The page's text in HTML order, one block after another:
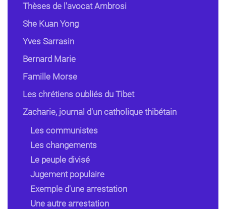
Thèses de l'avocat Ambrosi
She Kuan Yong
Yves Sarrasin
Bernard Marie
Famille Morse
Les chrétiens oubliés du Tibet
Zacharie, journal d'un catholique thibétain
Les communistes
Les changements
Le peuple divisé
Jugement populaire
Exemple d'une arrestation
Une autre arrestation